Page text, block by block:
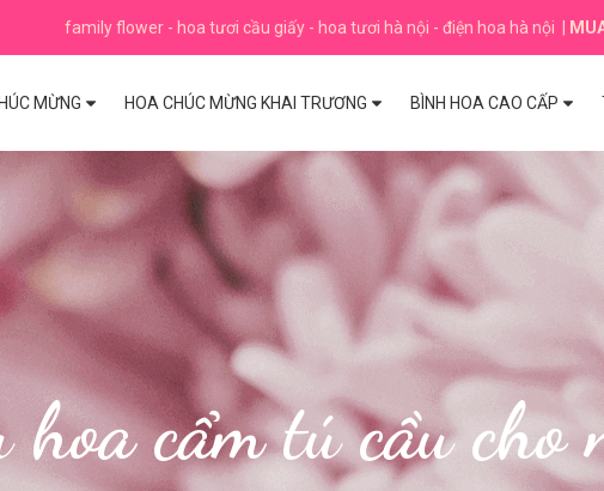
family flower - hoa tươi cầu giấy - hoa tươi hà nội - điện hoa hà nội
MỪNG HOA CHÚC MỪNG KHAI TRƯƠNG BÌNH HOA CAO CẤP
cẩm tú cầu cho